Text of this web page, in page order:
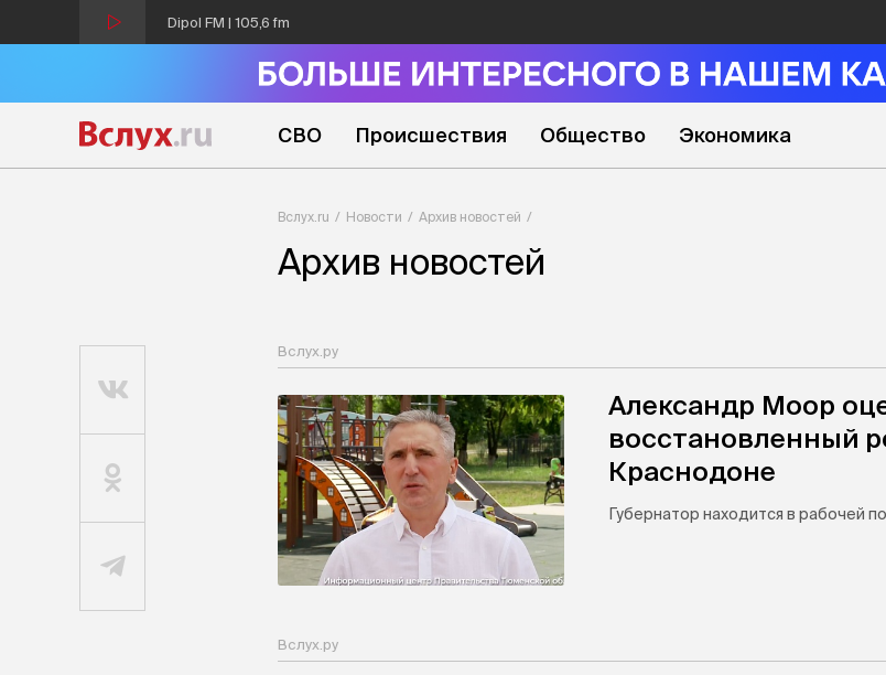
Dipol FM | 105,6 fm
СВО Происшествия Общество Экономика
Вслух.ru Новости Архив новостей
Архив новостей
Вслух.ру
Александр Моор
восстановленный
Краснодоне
Губернатор находится в рабочей
Вслух.ру